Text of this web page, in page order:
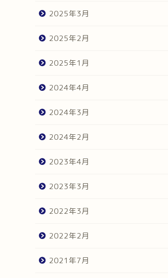
2025年3月
2025年2月
2025年1月
2024年4月
2024年3月
2024年2月
2023年4月
2023年3月
2022年3月
2022年2月
2021年7月